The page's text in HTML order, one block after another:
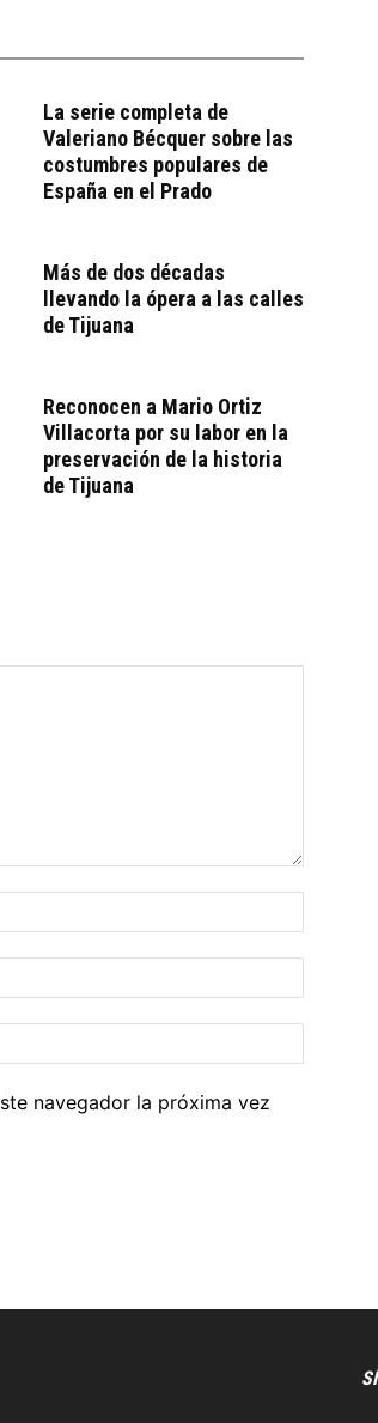
La serie completa de
Valeriano Bécquer sobre las
costumbres populares de
España en el Prado
Más de dos décadas
llevando la ópera a las calles
de Tijuana
Reconocen a Mario Ortiz
Villacorta por su labor en la
preservación de la historia
de Tijuana
navegador la próxima vez